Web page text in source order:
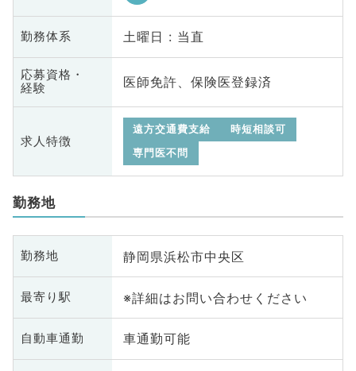
勤務体系 土曜日 : 当直
応募資格・
経験
医師免許、保険医登録済
求人特徴
遠方交通費支給
時短相談可
専門医不問
勤務地
勤務地 静岡県浜松市中央区
最寄り駅 ※詳細はお問い合わせください
自動車通勤 車通勤可能